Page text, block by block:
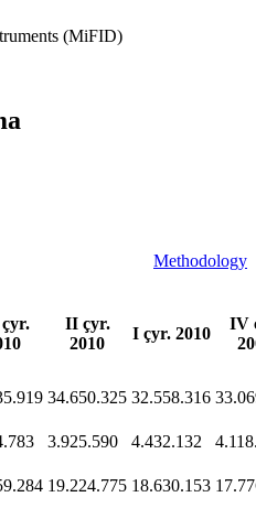
(MiFID)
Methodology
II çyr.
2010
I çyr. 2010
IV
34.650.325 32.558.316
3.925.590 4.432.132
19.224.775 18.630.153